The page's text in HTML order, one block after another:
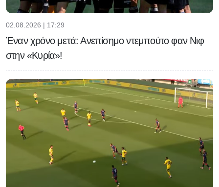
02.08.2026 | 17:29
Έναν χρόνο μετά: Ανεπίσημο ντεμπούτο φαν Νιφ
στην «Κυρία»!